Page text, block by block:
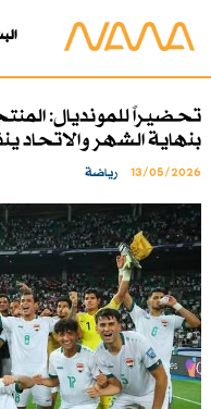
تحضيراً للمونديال:
بنهاية الشهر والاتحاد
13/05/2026 رياضة